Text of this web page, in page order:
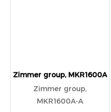
Zimmer group, MKR1600A-A
Zimmer group,
MKR1600A-A